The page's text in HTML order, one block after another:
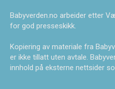
Babyverden.no arbeider etter
for god presseskikk.
Kopiering av materiale fra
er ikke tillatt uten avtale.
innhold på eksterne nettsider